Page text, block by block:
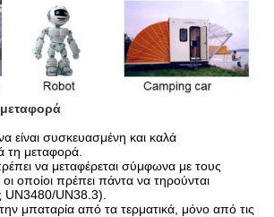
είναι συσκευασμένη και καλά
τη μεταφορά.
να μεταφέρεται σύμφωνα με τους
οποίοι πρέπει πάντα να τηρούνται
UN3480/UN38.3).
μπαταρία από τα τερματικά, μόνο από τις